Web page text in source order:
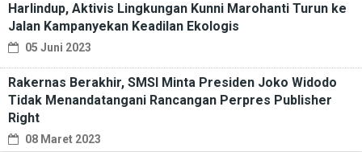
Harlindup, Aktivis Lingkungan Kunni Marohanti Turun ke
Jalan Kampanyekan Keadilan Ekologis
05 Juni 2023
Rakernas Berakhir, SMSI Minta Presiden Joko Widodo
Tidak Menandatangani Rancangan Perpres Publisher
Right
08 Maret 2023